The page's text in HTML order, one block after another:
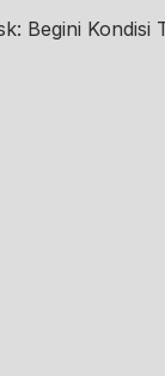
Begini Kondisi